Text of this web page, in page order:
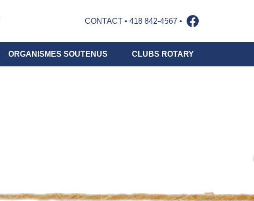
CONTACT• 418 842-4567 •
ORGANISMES SOUTENUS CLUBS ROTARY